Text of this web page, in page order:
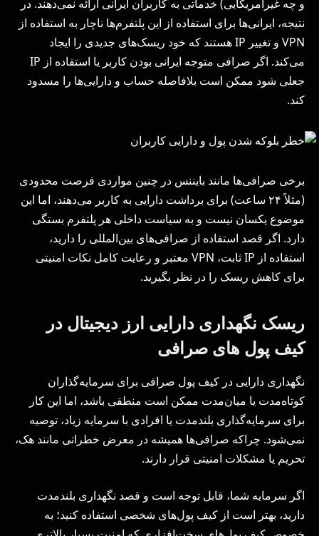
و چه غیرآمریکایی) خدماتی به کاربران ایرانی ارائه نمی‌دهند. در
نتیجه، ایرانی‌ها برای استفاده از این پلتفرم‌ها ناچار به استفاده از
VPN و تغییر IP هستند که خود ریسک‌های جدیدی را ایجاد
می‌کند. اگر صرافی متوجه ایرانی بودن کاربر یا استفاده از IP
جعلی شود ممکن است بلافاصله حساب و دارایی‌ها را مسدود
کند.
برخی صرافی‌ها مانند بایننس در چنین مواردی فرصت محدودی
(مثلاً ۲۴ ساعت) برای برداشت دارایی به کاربر می‌دهند، اما این
موضوع یکسان نیست و به سیاست داخلی هر پلتفرم بستگی
دارد. اگر قصد استفاده از صرافی‌های بین‌المللی را دارید،
استفاده از IP ثابت، VPN معتبر و رعایت کامل نکات امنیتی
برای کاهش ریسک را در نظر بگیرید.
ریسک نگهداری دارایی ارز دیجیتال در
کیف پول‌ های صرافی
نگهداری دارایی در کیف پول صرافی برای سرمایه‌گذاران
کوتاه‌مدت یا میان‌مدت ممکن است منطقی باشد، اما این کار
برای سرمایه‌گذاری بلندمدت یا افرادی با سرمایه زیاد، توصیه
نمی‌شود. چراکه صرافی‌ها همیشه در معرض خطراتی مانند هک،
تحریم یا مشکلات امنیتی قرار دارند.
اگر سرمایه شما، قابل توجه است و قصد نگهداری بلندمدت
دارید، بهتر است از کیف پول‌های شخصی استفاده کنید؛ به